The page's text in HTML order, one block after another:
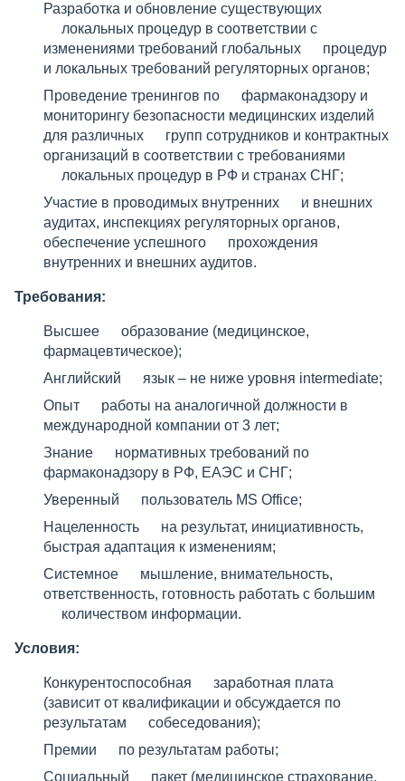
Разработка и обновление существующих
локальных процедур в соответствии с
изменениями требований глобальных процедур
и локальных требований регуляторных органов;
Проведение тренингов по фармаконадзору и
мониторингу безопасности медицинских изделий
для различных групп сотрудников и контрактных
организаций в соответствии с требованиями
локальных процедур в РФ и странах СНГ;
Участие в проводимых внутренних и внешних
аудитах, инспекциях регуляторных органов,
обеспечение успешного прохождения
внутренних и внешних аудитов.
Требования:
Высшее образование (медицинское,
фармацевтическое);
Английский язык – не ниже уровня intermediate;
Опыт работы на аналогичной должности в
международной компании от 3 лет;
Знание нормативных требований по
фармаконадзору в РФ, ЕАЭС и СНГ;
Уверенный пользователь MS Office;
Нацеленность на результат, инициативность,
быстрая адаптация к изменениям;
Системное мышление, внимательность,
ответственность, готовность работать с большим
количеством информации.
Условия:
Конкурентоспособная заработная плата
(зависит от квалификации и обсуждается по
результатам собеседования);
Премии по результатам работы;
Социальный пакет (медицинское страхование,